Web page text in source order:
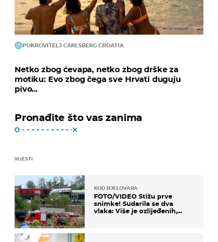
POKROVITELJ CARLSBERG CROATIA
Netko zbog ćevapa, netko zbog drške za
motiku: Evo zbog čega sve Hrvati duguju
pivo...
Pronađite što vas zanima
VIJESTI
KOD BJELOVARA
FOTO/VIDEO Stižu prve
snimke! Sudarila se dva
vlaka: Više je ozlijeđenih,